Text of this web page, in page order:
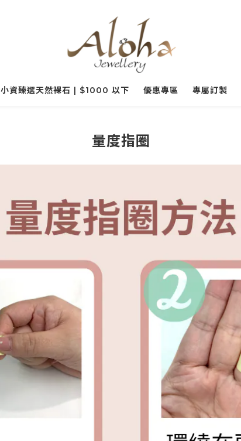
小資臻選天然裸石 | $1000 以下 優惠專區 專屬訂製
量度指圈